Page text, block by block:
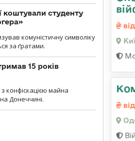
коштували студенту
комуністичну символіку
за ґратами.
15 років
конфіскацією майна
Донеччині.